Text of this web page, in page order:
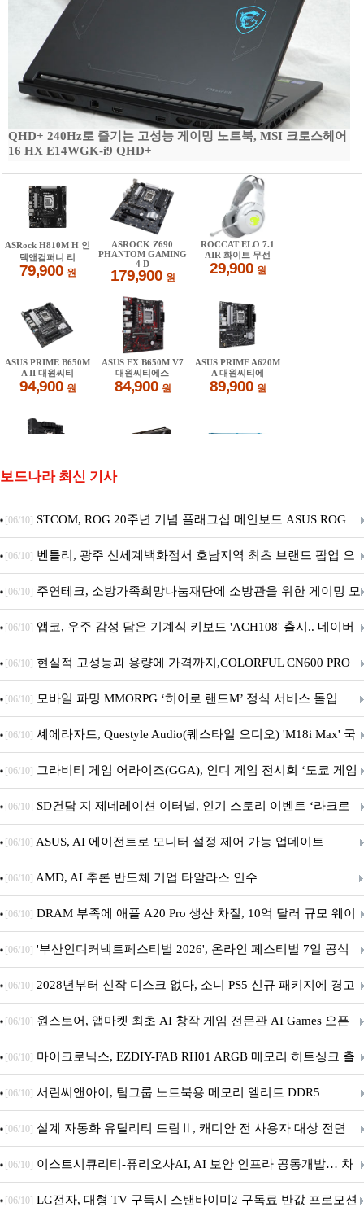
QHD+ 240Hz로 즐기는 고성능 게이밍 노트북, MSI 크로스헤어
16 HX E14WGK-i9 QHD+
보드나라 최신 기사
[06/10] STCOM, ROG 20주년 기념 플래그십 메인보드 ASUS ROG
Crosshair X870E EDITION 20 국내 출시 예정
[06/10] 벤틀리, 광주 신세계백화점서 호남지역 최초 브랜드 팝업 오
픈
[06/10] 주연테크, 소방가족희망나눔재단에 소방관을 위한 게이밍 모
니터·스마트 펫 침대 기부
[06/10] 앱코, 우주 감성 담은 기계식 키보드 'ACH108' 출시.. 네이버
브랜드데이 기획전 진행
[06/10] 현실적 고성능과 용량에 가격까지,COLORFUL CN600 PRO
M.2 NVMe 디앤디컴 1TB
[06/10] 모바일 파밍 MMORPG ‘히어로 랜드M’ 정식 서비스 돌입
[06/10] 셰에라자드, Questyle Audio(퀘스타일 오디오) 'M18i Max' 국
내 정식 출시
[06/10] 그라비티 게임 어라이즈(GGA), 인디 게임 전시회 ‘도쿄 게임
던전 13’ 참가!
[06/10] SD건담 지 제네레이션 이터널, 인기 스토리 이벤트 ‘라크로
아의 용사’ 재개최 및 풍성한 기념 이벤트 실시!
[06/10] ASUS, AI 에이전트로 모니터 설정 제어 가능 업데이트
[06/10] AMD, AI 추론 반도체 기업 타알라스 인수
[06/10] DRAM 부족에 애플 A20 Pro 생산 차질, 10억 달러 규모 웨이
퍼 대기
[06/10] '부산인디커넥트페스티벌 2026', 온라인 페스티벌 7일 공식
개막... 22일간 진행
[06/10] 2028년부터 신작 디스크 없다, 소니 PS5 신규 패키지에 경고
문 추가
[06/10] 원스토어, 앱마켓 최초 AI 창작 게임 전문관 AI Games 오픈
[06/10] 마이크로닉스, EZDIY-FAB RH01 ARGB 메모리 히트싱크 출
시
[06/10] 서린씨앤아이, 팀그룹 노트북용 메모리 엘리트 DDR5
5600MHz 16GB 출시
[06/10] 설계 자동화 유틸리티 드림Ⅱ, 캐디안 전 사용자 대상 전면
무상 배포
[06/10] 이스트시큐리티-퓨리오사AI, AI 보안 인프라 공동개발… 차
세대 AI 보안 플랫폼 구축
[06/10] LG전자, 대형 TV 구독시 스탠바이미2 구독료 반값 프로모션